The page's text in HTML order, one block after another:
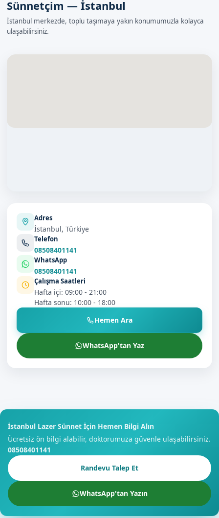
Sünnetçim — İstanbul
İstanbul merkezde, toplu taşımaya yakın konumumuzla kolayca
ulaşabilirsiniz.
Adres
İstanbul, Türkiye
Telefon
08508401141
WhatsApp
08508401141
Çalışma Saatleri
Hafta içi: 09:00 - 21:00
Hafta sonu: 10:00 - 18:00
Hemen Ara
WhatsApp'tan Yaz
İstanbul Lazer Sünnet İçin Hemen Bilgi Alın
Ücretsiz ön bilgi alabilir, doktorumuza güvenle ulaşabilirsiniz.
08508401141
Randevu Talep Et
WhatsApp'tan Yazın